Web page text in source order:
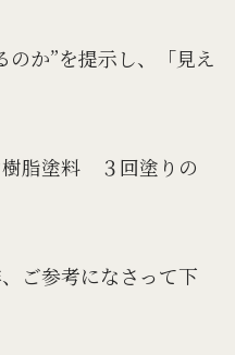
のか”を提示し、「見え
脂塗料 ３回塗りの
ご参考になさって下